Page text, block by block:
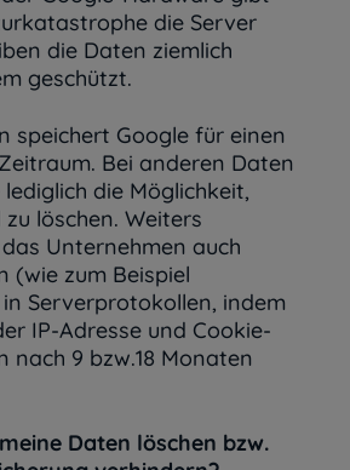
die Server
die Daten ziemlich
geschützt.
speichert Google für einen
Bei anderen Daten
die Möglichkeit,
löschen. Weiters
Unternehmen auch
(wie zum Beispiel
Serverprotokollen, indem
IP-Adresse und Cookie-
nach 9 bzw.18 Monaten
Daten löschen bzw.